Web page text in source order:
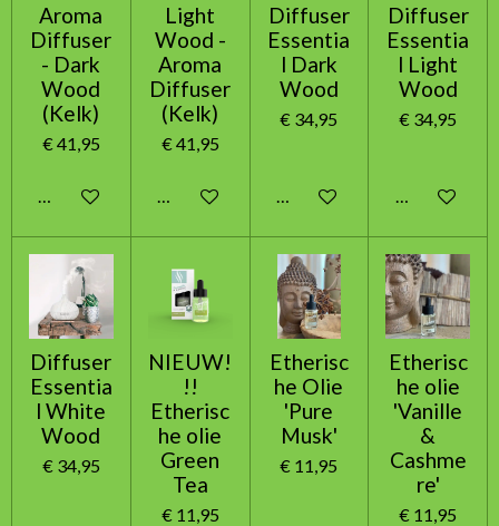
Aroma
Diffuser
- Dark
Wood
(Kelk)
€ 41,95
In winkelwagen
Light
Wood -
Aroma
Diffuser
(Kelk)
€ 41,95
In winkelwagen
Diffuser
Essentia
l Dark
Wood
€ 34,95
In winkelwagen
Diffuser
Essentia
l Light
Wood
€ 34,95
In
Diffuser
Essentia
l White
Wood
€ 34,95
NIEUW!
!!
Etherisc
he olie
Green
Tea
€ 11,95
Etherisc
he Olie
'Pure
Musk'
€ 11,95
Etherisc
he olie
'Vanille
&
Cashme
re'
€ 11,95